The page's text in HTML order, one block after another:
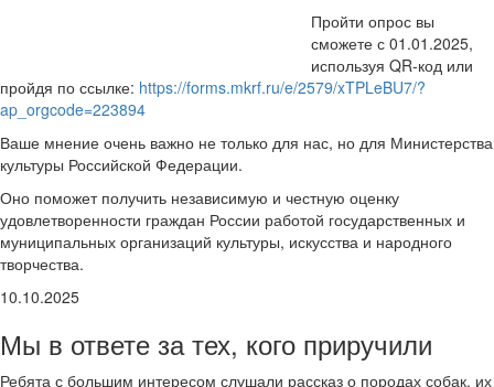
Пройти опрос вы
сможете с 01.01.2025,
используя QR-код или
пройдя по ссылке: https://forms.mkrf.ru/e/2579/xTPLeBU7/?
ap_orgcode=223894
Ваше мнение очень важно не только для нас, но для Министерства
культуры Российской Федерации.
Оно поможет получить независимую и честную оценку
удовлетворенности граждан России работой государственных и
муниципальных организаций культуры, искусства и народного
творчества.
10.10.2025
Мы в ответе за тех, кого приручили
Ребята с большим интересом слушали рассказ о породах собак, их